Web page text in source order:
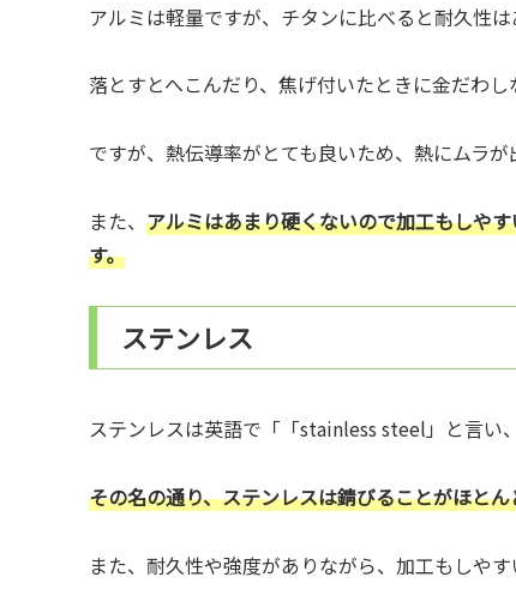
アルミは軽量ですが、チタンに比べると耐久性は
落とすとへこんだり、焦げ付いたときに金だわ
ですが、熱伝導率がとても良いため、熱にムラ
また、 アルミはあまり硬くないので加工もしや
す。
ステンレス
ステンレスは英語で「「stainless steel」と言い
その名の通り、ステンレスは錆びることがほとん
また、耐久性や強度がありながら、加工もしやす